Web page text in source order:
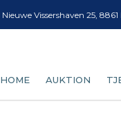
Nieuwe Vissershaven 25,
HOME AUKTION